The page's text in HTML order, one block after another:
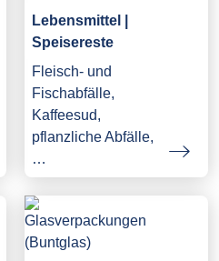
Lebensmittel |
Speisereste
Fleisch- und
Fischabfälle,
Kaffeesud,
pflanzliche Abfälle,
…